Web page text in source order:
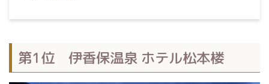
第1位 伊香保温泉 ホテル松本楼